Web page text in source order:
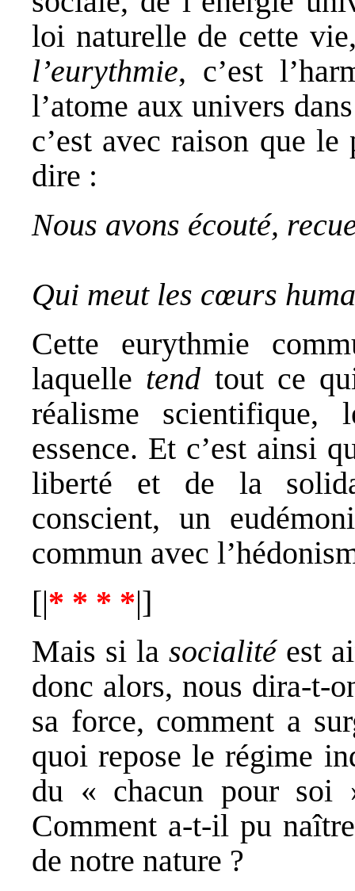
loi naturelle de cette
l’eurythmie, c’est
l’atome aux univers
c’est avec raison que
dire :
Nous avons écouté,
Qui meut les cœurs
Cette eurythmie
laquelle tend tout ce
réalisme scientifique,
essence. Et c’est ainsi
liberté et de la
conscient, un
commun avec
[|* * * *|]
Mais si la socialitéest
donc alors, nous dira-t-
sa force, comment a
quoi repose le régime
du « chacun pour soi
Comment a-t-il pu
de notre nature ?